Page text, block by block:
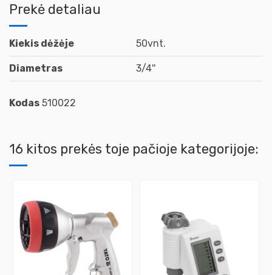
Prekė detaliau
Kiekis dėžėje 50vnt.
Diametras 3/4''
Kodas 510022
16 kitos prekės toje pačioje kategorijoje: